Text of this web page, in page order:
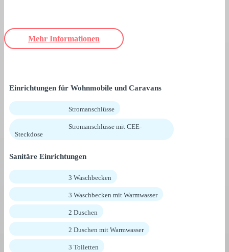
Mehr Informationen
Einrichtungen für Wohnmobile und Caravans
Stromanschlüsse
Stromanschlüsse mit CEE-
Steckdose
Sanitäre Einrichtungen
3 Waschbecken
3 Waschbecken mit Warmwasser
2 Duschen
2 Duschen mit Warmwasser
3 Toiletten